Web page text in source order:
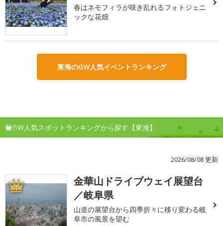
春はネモフィラが咲き乱れるフォトジェニ
ックな花畑
東海のGW人気イベントランキング
GW人気スポットランキングから探す【東海】
2026/08/08 更新
1
金華山ドライブウェイ展望台
／岐阜県
山道の展望台から四季折々に移り変わる岐
阜市の風景を望む